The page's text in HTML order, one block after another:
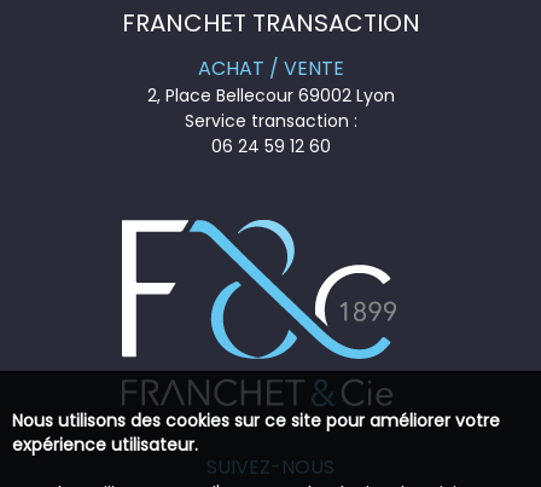
FRANCHET TRANSACTION
ACHAT / VENTE
2, Place Bellecour 69002 Lyon
Service transaction :
06 24 59 12 60
SUIVEZ-NOUS
Nous utilisons des cookies sur ce site pour améliorer votre
expérience utilisateur.